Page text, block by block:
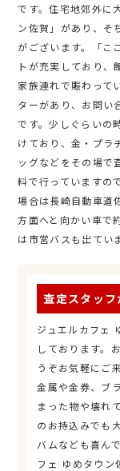
です。住宅地郊外に
ン佐賀」があり、そ
がございます。「こ
トが充実しており、
家族連れで賑わって
ターがあり、お問い
です。少しぐらいの
けており、金・プラ
ッグなどをその場で
料で行っていますの
場合は長崎自動車道
方面へと向かい車で
は市営バスも出てい
査定スタッフ
ジュエルカフェ
しております。
うぞお気軽にご
金属や金券、ブ
まった物や壊れ
のお持込みでも
バムなども喜ん
フェ ゆめタウン